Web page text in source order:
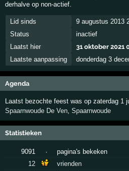
derhalve op non-actief.
Lid sinds
9 augustus 2013
Status
inactief
Laatst hier
31 oktober 2021
Laatste aanpassing
donderdag 3
Agenda
Laatst bezochte feest was op zaterdag 1
Spaarnwoude De Ven ,Spaarnwoude
Statistieken
9091 ·
pagina's bekeken
12
vrienden